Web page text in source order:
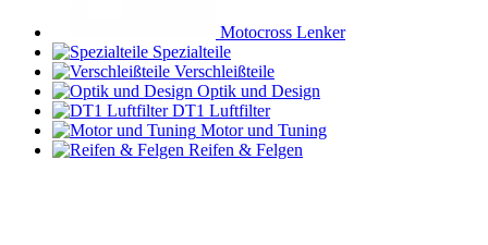
Motocross Lenker
Spezialteile
Verschleißteile
Optik und Design
DT1 Luftfilter
Motor und Tuning
Reifen & Felgen